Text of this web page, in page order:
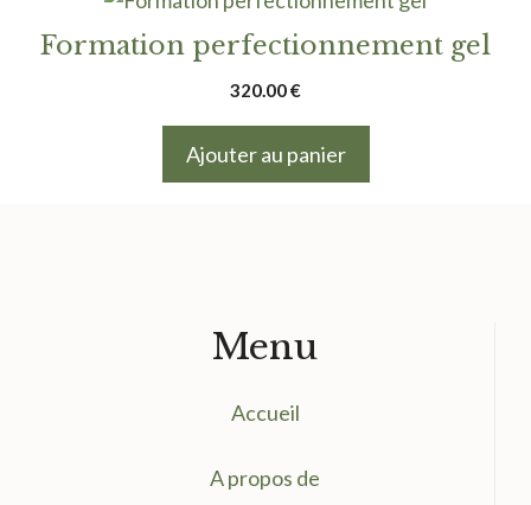
Formation perfectionnement gel
320.00€
Ajouter au panier
Menu
Accueil
A propos de